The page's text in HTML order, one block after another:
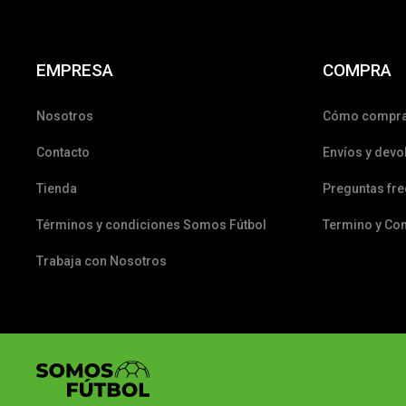
EMPRESA
Nosotros
Contacto
Tienda
Términos y condiciones Somos Fútbol
Trabaja con Nosotros
COMPRA
Cómo
Envíos y
Preguntas
Termino y